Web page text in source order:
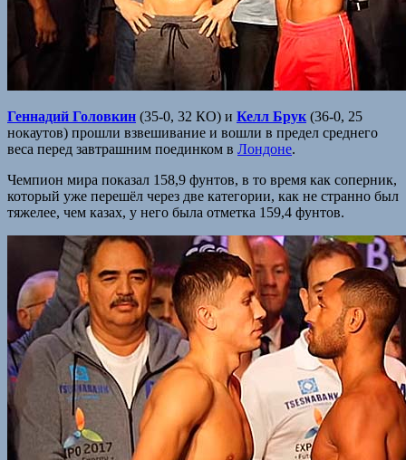
Геннадий Головкин (35-0, 32 КО) и Келл Брук (36-0, 25
нокаутов) прошли взвешивание и вошли в предел среднего
веса перед завтрашним поединком в Лондоне.
Чемпион мира показал 158,9 фунтов, в то время как соперник,
который уже перешёл через две категории, как не странно был
тяжелее, чем казах, у него была отметка 159,4 фунтов.